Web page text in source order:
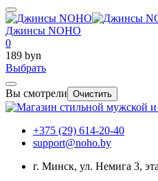
Джинсы NOHO
0
189 byn
Выбрать
Вы смотрели Очистить
+375 (29) 614-20-40
support@noho.by
г. Минск, ул. Немига 3,